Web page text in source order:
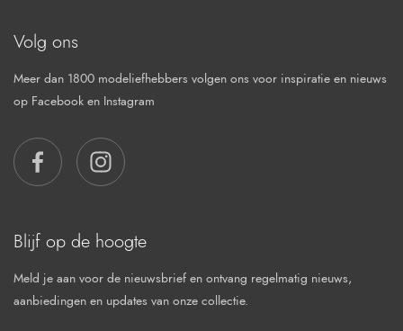
Volg ons
Meer dan 1800 modeliefhebbers volgen ons voor inspiratie en nieuws
op Facebook en Instagram
FACEBOOKINSTAGRAM
Blijf op de hoogte
Meld je aan voor de nieuwsbrief en ontvang regelmatig nieuws,
aanbiedingen en updates van onze collectie.